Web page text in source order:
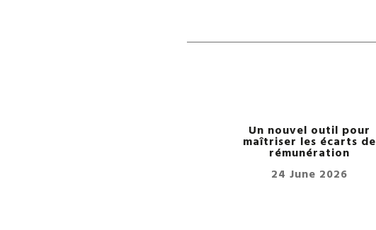
Un nouvel outil pour
maîtriser les écarts de
rémunération
24 June 2026